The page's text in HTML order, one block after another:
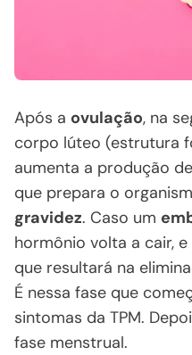
Após a ovulação, na
corpo lúteo (estrutura
aumenta a produção
que prepara o
gravidez. Caso um
hormônio volta a cair,
que resultará na
É nessa fase que
sintomas da TPM.
fase menstrual.